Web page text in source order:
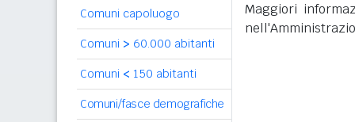
Comuni capoluogo
Comuni > 60.000 abitanti
Comuni < 150 abitanti
Comuni/fasce demografiche
Maggiori